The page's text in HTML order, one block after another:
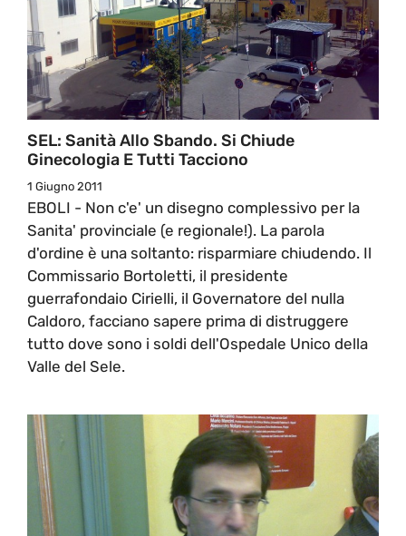
SEL: Sanità Allo Sbando. Si Chiude
Ginecologia E Tutti Tacciono
1 Giugno 2011
EBOLI - Non c'e' un disegno complessivo per la
Sanita' provinciale (e regionale!). La parola
d'ordine è una soltanto: risparmiare chiudendo. Il
Commissario Bortoletti, il presidente
guerrafondaio Cirielli, il Governatore del nulla
Caldoro, facciano sapere prima di distruggere
tutto dove sono i soldi dell'Ospedale Unico della
Valle del Sele.